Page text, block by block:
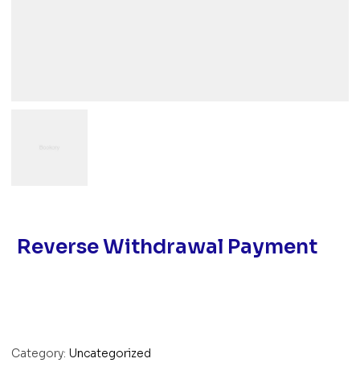
Reverse Withdrawal Payment
Category: Uncategorized